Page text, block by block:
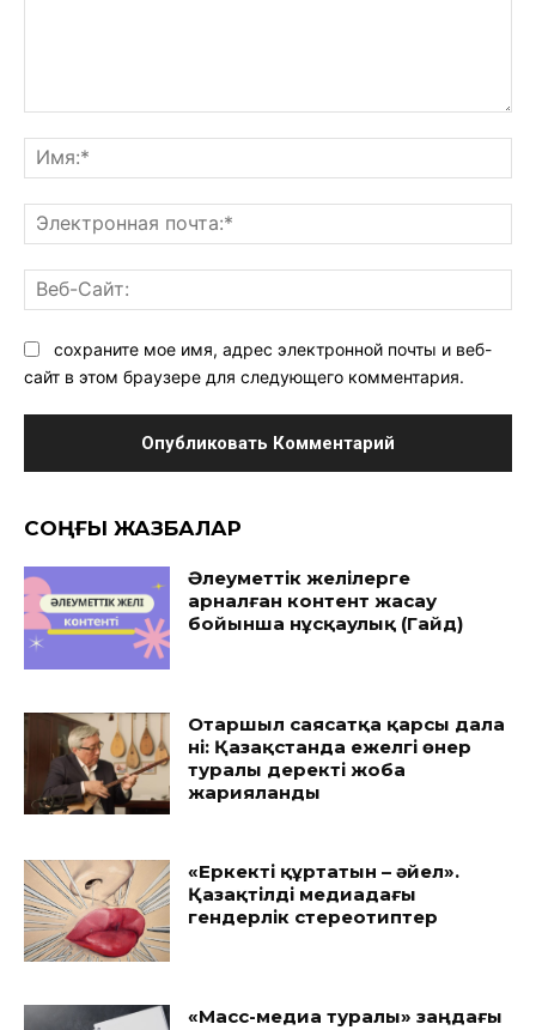
сохраните мое имя, адрес электронной почты и веб-
сайт в этом браузере для следующего комментария.
CОҢҒЫ ЖАЗБАЛАР
Әлеуметтік желілерге
арналған контент жасау
бойынша нұсқаулық (Гайд)
Отаршыл саясатқа қарсы дала
үні: Қазақстанда ежелгі өнер
туралы деректі жоба
жарияланды
«Еркекті құртатын – әйел».
Қазақтілді медиадағы
гендерлік стереотиптер
«Масс-медиа туралы» заңдағы